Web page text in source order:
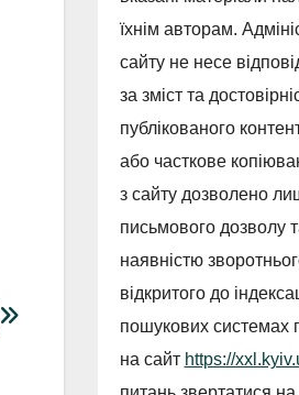
їхнім авторам.
сайту не несе
за зміст та
публікованого
або часткове
з сайту дозволено
письмового дозволу
наявністю
відкритого до
пошукових системах
на сайт https://